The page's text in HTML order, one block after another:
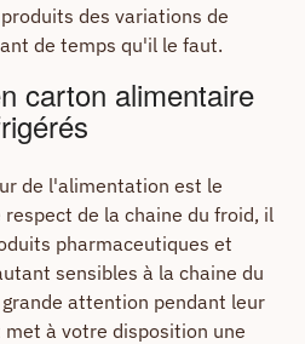
des variations de
de temps qu'il le faut.
carton alimentaire
de l'alimentation est le
de la chaine du froid, il
pharmaceutiques et
sensibles à la chaine du
attention pendant leur
à votre disposition une